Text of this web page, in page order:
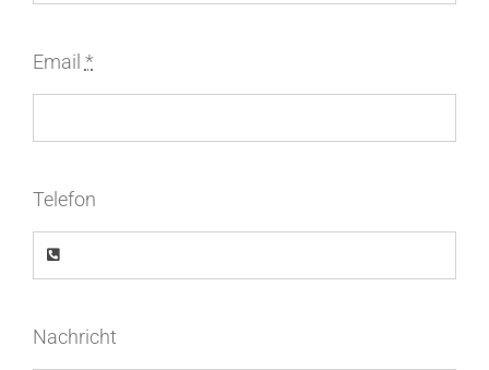
Email *
Telefon
Nachricht